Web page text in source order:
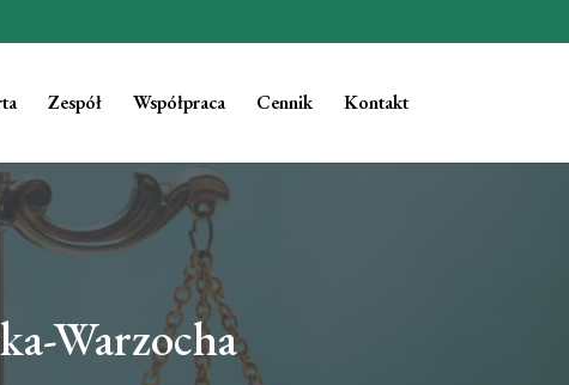
Zespół Współpraca Cennik Kontakt
Warzocha